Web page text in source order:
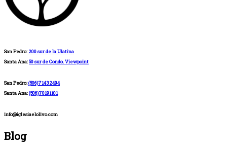
San Pedro: 200 sur de la Ulatina
Santa Ana:50 sur de Condo. Viewpoint
San Pedro:(506)71432494
Santa Ana:(506)70191101
info@iglesiaelolivo.com
Blog